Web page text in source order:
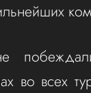
во всех